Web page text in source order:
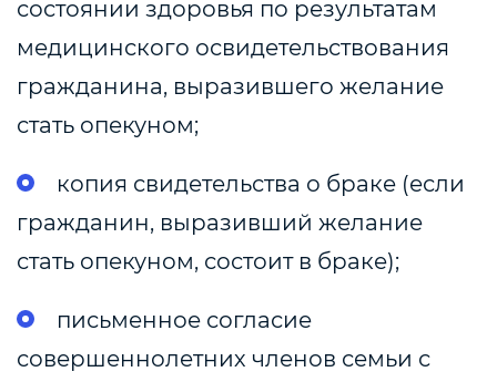
состоянии здоровья по результатам
медицинского освидетельствования
гражданина, выразившего желание
стать опекуном;
копия свидетельства о браке (если
гражданин, выразивший желание
стать опекуном, состоит в браке);
письменное согласие
совершеннолетних членов семьи с